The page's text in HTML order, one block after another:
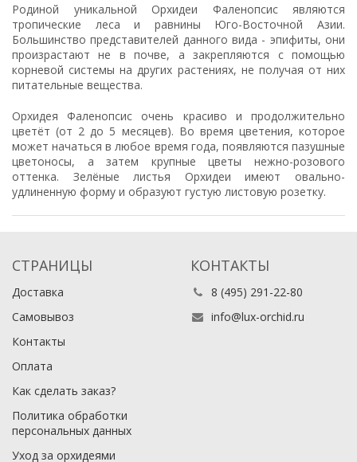
Родиной уникальной Орхидеи Фаленопсис являются
тропические леса и равнины Юго-Восточной Азии.
Большинство представителей данного вида - эпифиты, они
произрастают не в почве, а закрепляются с помощью
корневой системы на других растениях, не получая от них
питательные вещества.
Орхидея Фаленопсис очень красиво и продолжительно
цветёт (от 2 до 5 месяцев). Во время цветения, которое
может начаться в любое время года, появляются пазушные
цветоносы, а затем крупные цветы нежно-розового
оттенка. Зелёные листья Орхидеи имеют овально-
удлиненную форму и образуют густую листовую розетку.
СТРАНИЦЫ
Доставка
Самовывоз
Контакты
Оплата
Как сделать заказ?
Политика обработки
персональных данных
Уход за орхидеями
КОНТАКТЫ
8 (495) 291-22-80
info@lux-orchid.ru